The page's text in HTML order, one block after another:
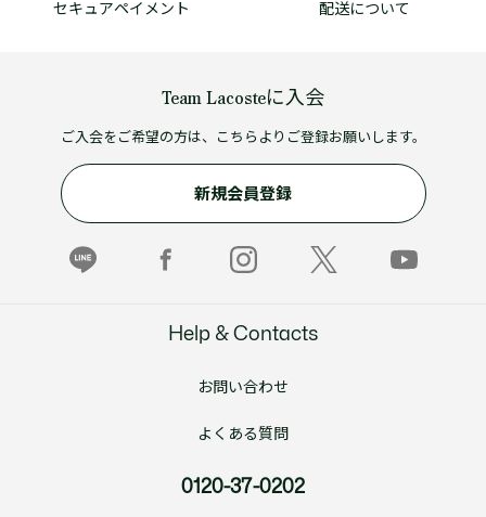
セキュアペイメント 配送について
Team Lacosteに入会
ご入会をご希望の方は、こちらよりご登録お願いします。
新規会員登録
Help & Contacts
お問い合わせ
よくある質問
0120-37-0202